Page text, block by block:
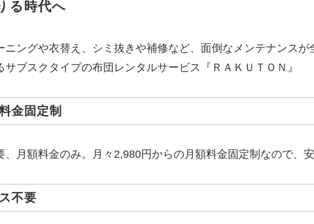
る時代へ
ニングや衣替え、シミ抜きや補修など、面倒なメンテナンスが
サブスクタイプの布団レンタルサービス『ＲＡＫＵＴＯＮ』
金固定制
、月額料金のみ。月々2,980円からの月額料金固定制なので、
不要